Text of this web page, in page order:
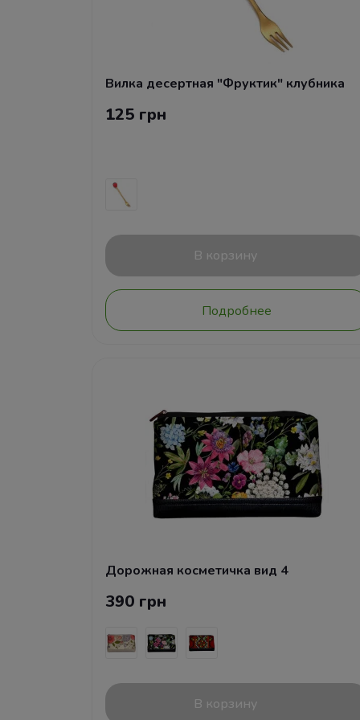
Вилка десертная "Фруктик" клубника
125 грн
В корзину
Подробнее
Дорожная косметичка вид 4
390 грн
В корзину